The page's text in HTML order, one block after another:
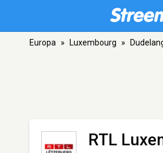
Europa » Luxembourg »
RTL